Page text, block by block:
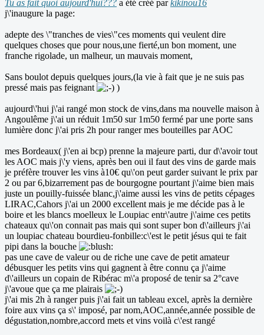
Tu as fait quoi aujourd'hui??? a été créé parkikinou16
j\'inaugure la page:
adepte des \"tranches de vies\"ces moments qui veulent dire
quelques choses que pour nous,une fierté,un bon moment, une
franche rigolade, un malheur, un mauvais moment,
Sans boulot depuis quelques jours,(la vie à fait que je ne suis pas
pressé mais pas feignant
)
aujourd\'hui j\'ai rangé mon stock de vins,dans ma nouvelle maison à
Angoulême j\'ai un réduit 1m50 sur 1m50 fermé par une porte sans
lumière donc j\'ai pris 2h pour ranger mes bouteilles par AOC
mes Bordeaux( j\'en ai bcp) prenne la majeure parti, dur d\'avoir tout
les AOC mais j\'y viens, après ben oui il faut des vins de garde mais
je préfère trouver les vins à10€ qu\'on peut garder suivant le prix par
2 ou par 6,bizarrement pas de bourgogne pourtant j\'aime bien mais
juste un pouilly-fuissée blanc,j\'aime aussi les vins de petits cépages
LIRAC,Cahors j\'ai un 2000 excellent mais je me décide pas à le
boire et les blancs moelleux le Loupiac entr\'autre j\'aime ces petits
chateaux qu\'on connait pas mais qui sont super bon d\'ailleurs j\'ai
un loupiac chateau bourdieu-fonbille:c\'est le petit jésus qui te fait
pipi dans la bouche
pas une cave de valeur ou de riche une cave de petit amateur
débusquer les petits vins qui gagnent à être connu ça j\'aime
d\'ailleurs un copain de Ribérac m\'a proposé de tenir sa 2°cave
j\'avoue que ça me plairais
j\'ai mis 2h à ranger puis j\'ai fait un tableau excel, après la dernière
foire aux vins ça s\' imposé, par nom,AOC,année,année possible de
dégustation,nombre,accord mets et vins voilà c\'est rangé